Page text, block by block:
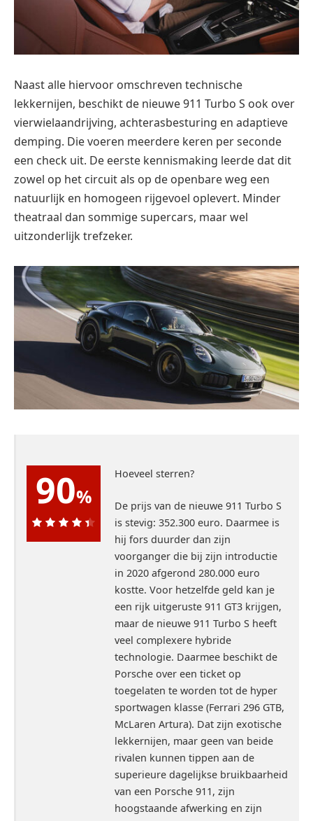
Naast alle hiervoor omschreven technische
lekkernijen, beschikt de nieuwe 911 Turbo S ook over
vierwielaandrijving, achterasbesturing en adaptieve
demping. Die voeren meerdere keren per seconde
een check uit. De eerste kennismaking leerde dat dit
zowel op het circuit als op de openbare weg een
natuurlijk en homogeen rijgevoel oplevert. Minder
theatraal dan sommige supercars, maar wel
uitzonderlijk trefzeker.
90%
90%
Hoeveel sterren?
De prijs van de nieuwe 911 Turbo S
is stevig: 352.300 euro. Daarmee is
hij fors duurder dan zijn
voorganger die bij zijn introductie
in 2020 afgerond 280.000 euro
kostte. Voor hetzelfde geld kan je
een rijk uitgeruste 911 GT3 krijgen,
maar de nieuwe 911 Turbo S heeft
veel complexere hybride
technologie. Daarmee beschikt de
Porsche over een ticket op
toegelaten te worden tot de hyper
sportwagen klasse (Ferrari 296 GTB,
McLaren Artura). Dat zijn exotische
lekkernijen, maar geen van beide
rivalen kunnen tippen aan de
superieure dagelijkse bruikbaarheid
van een Porsche 911, zijn
hoogstaande afwerking en zijn